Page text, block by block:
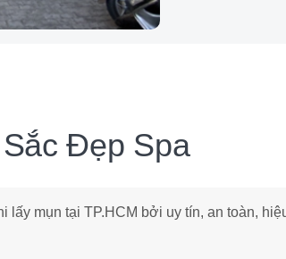
Đẹp Spa
mụn tại TP.HCM bởi uy tín, an toàn,